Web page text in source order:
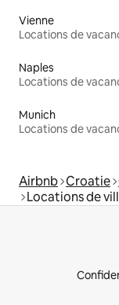
Vienne
Locations de
Naples
Locations de
Munich
Locations de
Airbnb Croatie
Locations de